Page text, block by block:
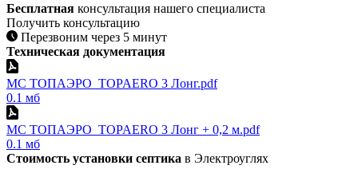
Бесплатная консультация нашего специалиста
Получить консультацию
Перезвоним через 5 минут
Техническая документация
МС ТОПАЭРО_TOPAERO 3 Лонг.pdf
0.1 мб
МС ТОПАЭРО_TOPAERO 3 Лонг + 0,2 м.pdf
0.1 мб
Стоимость установки септика в Электроуглях